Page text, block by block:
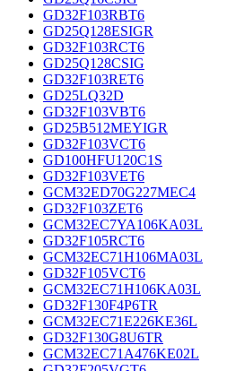
GD32F103RBT6
GD25Q128ESIGR
GD32F103RCT6
GD25Q128CSIG
GD32F103RET6
GD25LQ32D
GD32F103VBT6
GD25B512MEYIGR
GD32F103VCT6
GD100HFU120C1S
GD32F103VET6
GCM32ED70G227MEC4
GD32F103ZET6
GCM32EC7YA106KA03L
GD32F105RCT6
GCM32EC71H106MA03L
GD32F105VCT6
GCM32EC71H106KA03L
GD32F130F4P6TR
GCM32EC71E226KE36L
GD32F130G8U6TR
GCM32EC71A476KE02L